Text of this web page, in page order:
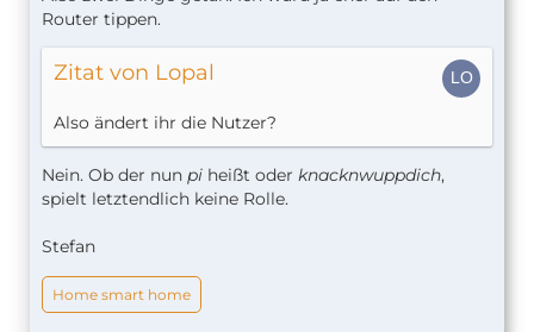
Router tippen.
Zitat von Lopal
Also ändert ihr die Nutzer?
Nein. Ob der nun pi heißt oder knacknwuppdich,
spielt letztendlich keine Rolle.
Stefan
Home smart home